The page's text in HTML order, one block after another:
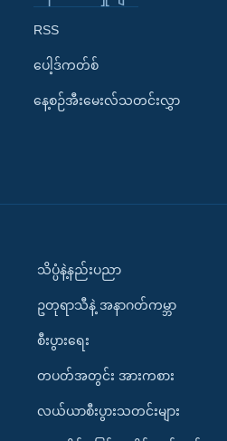
RSS
ပေါ့ဒ်ကတ်စ်
နေ့စဉ်အီးမေးလ်သတင်းလွှာ
သိပ္ပံနဲ့နည်းပညာ
ဥတုရာသီနဲ့ အနာဂတ်ကမ္ဘာ
စီးပွားရေး
တပတ်အတွင်း အားကစား
လယ်ယာစီးပွားသတင်းများ